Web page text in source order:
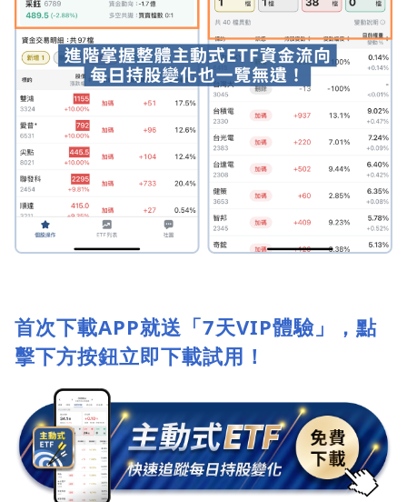
首次下載APP就送「7天VIP體驗」，點
擊下方按鈕立即下載試用！